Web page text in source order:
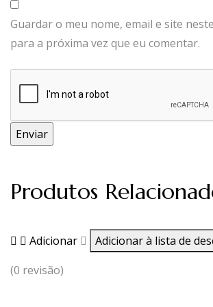
Guardar o meu nome, email e site
para a próxima vez que eu comentar.
Produtos
Adicionar Adicionar à lista de
(0 revisão)